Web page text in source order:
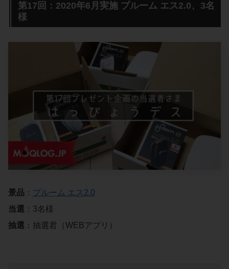
第17回：2020年6月実施 プルーム エス2.0、3名
様
景品 ： プルーム エス2.0
当選 ：3名様
抽選 ：抽選君（WEBアプリ）